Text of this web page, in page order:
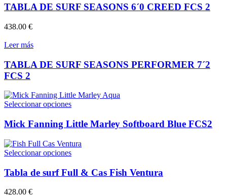
tiene
pueden
elegir
página
de
TABLA DE SURF SEASONS 6´0 CREED FCS 2
438.00 €
Leer más
TABLA DE SURF SEASONS PERFORMER 7´2
FCS 2
Seleccionar opcionesEste
tiene
múltiples
Las
opciones
se
pueden
Mick Fanning Little Marley Softboard Blue FCS2
Seleccionar opcionesEste
tiene
múltiples
Tabla de surf Full & Cas Fish Ventura
428.00 €